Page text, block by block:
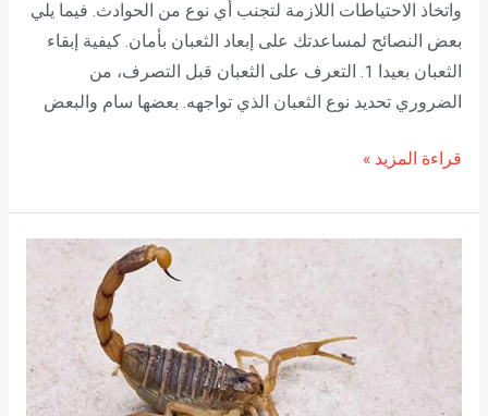
واتخاذ الاحتياطات اللازمة لتجنب أي نوع من الحوادث. فيما يلي
بعض النصائح لمساعدتك على إبعاد الثعبان بأمان. كيفية إبقاء
الثعبان بعيدا 1. التعرف على الثعبان قبل التصرف، من
الضروري تحديد نوع الثعبان الذي تواجهه. بعضها سام والبعض
قراءة المزيد »
مكافحة
وطرق